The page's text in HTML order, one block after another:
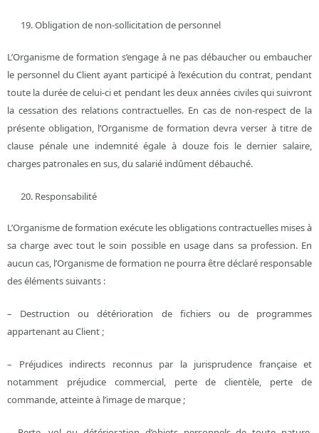
Obligation de non-sollicitation de personnel
L’Organisme de formation s’engage à ne pas débaucher ou embaucher
le personnel du Client ayant participé à l’exécution du contrat, pendant
toute la durée de celui-ci et pendant les deux années civiles qui suivront
la cessation des relations contractuelles. En cas de non-respect de la
présente obligation, l’Organisme de formation devra verser à titre de
clause pénale une indemnité égale à douze fois le dernier salaire,
charges patronales en sus, du salarié indûment débauché.
Responsabilité
L’Organisme de formation exécute les obligations contractuelles mises à
sa charge avec tout le soin possible en usage dans sa profession. En
aucun cas, l’Organisme de formation ne pourra être déclaré responsable
des éléments suivants :
– Destruction ou détérioration de fichiers ou de programmes
appartenant au Client ;
– Préjudices indirects reconnus par la jurisprudence française et
notamment préjudice commercial, perte de clientèle, perte de
commande, atteinte à l’image de marque ;